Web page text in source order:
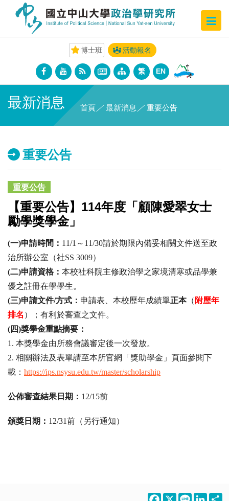
博士班 活動報名
繁 EN
最新消息 首頁 ／ 最新消息 ／ 重要公告
重要公告
重要公告
【重要公告】114年度「顧陳愛翠女士
勵學獎學金」
(一)申請時間： 11/1 ～ 11/30請於期限內備妥相關文件送至政
治所辦公室（社SS 3009）
(二)申請資格： 本校社科院主修政治學之家境清寒或品學兼
優之註冊在學學生。
(三)申請文件/方式： 申請表、本校歷年成績單正本 （ 附歷年
排名 ）；有利於審查之文件。
(四)獎學金重點摘要：
1. 本獎學金由所務會議審定後一次發放。
2. 相關辦法及表單請至本所官網「獎助學金」頁面參閱下
載： https://ips.nsysu.edu.tw/master/scholarship
公佈審查結果日期： 12/15前
頒獎日期： 12/31前（另行通知）
Facebook
X Line